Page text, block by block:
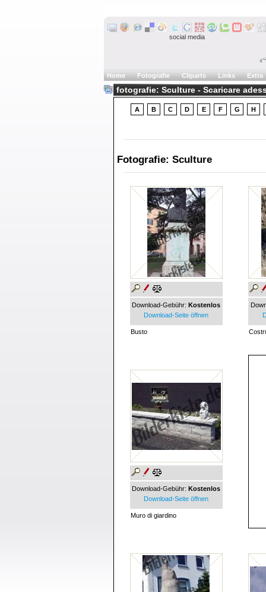
social media
Home Fotografie Cliparts Links Extra
fotografie: Sculture - Scaricare
A B C D E F G H
Fotografie: Sculture
Download-Gebühr: Kostenlos
Download-Seite öffnen
Busto
Download-Gebühr: Kostenlos
Download-Seite öffnen
Muro di giardino